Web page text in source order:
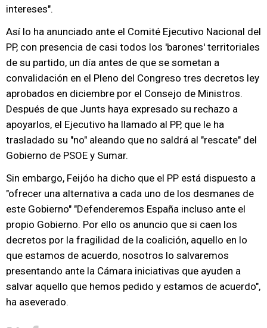
intereses".
Así lo ha anunciado ante el Comité Ejecutivo Nacional del
PP, con presencia de casi todos los 'barones' territoriales
de su partido, un día antes de que se sometan a
convalidación en el Pleno del Congreso tres decretos ley
aprobados en diciembre por el Consejo de Ministros.
Después de que Junts haya expresado su rechazo a
apoyarlos, el Ejecutivo ha llamado al PP, que le ha
trasladado su "no" aleando que no saldrá al "rescate" del
Gobierno de PSOE y Sumar.
Sin embargo, Feijóo ha dicho que el PP está dispuesto a
"ofrecer una alternativa a cada uno de los desmanes de
este Gobierno" "Defenderemos España incluso ante el
propio Gobierno. Por ello os anuncio que si caen los
decretos por la fragilidad de la coalición, aquello en lo
que estamos de acuerdo, nosotros lo salvaremos
presentando ante la Cámara iniciativas que ayuden a
salvar aquello que hemos pedido y estamos de acuerdo",
ha aseverado.